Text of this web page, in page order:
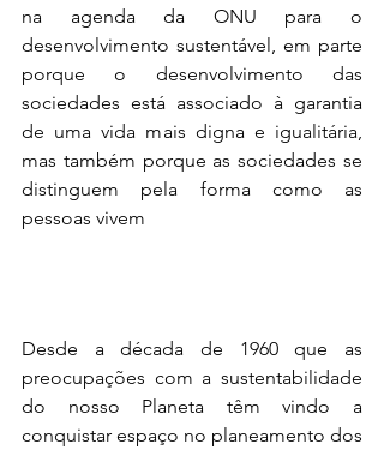
na agenda da ONU para o
desenvolvimento sustentável, em parte
porque o desenvolvimento das
sociedades está associado à garantia
de uma vida mais digna e igualitária,
mas também porque as sociedades se
distinguem pela forma como as
pessoas vivem
Desde a década de 1960 que as
preocupações com a sustentabilidade
do nosso Planeta têm vindo a
conquistar espaço no planeamento dos